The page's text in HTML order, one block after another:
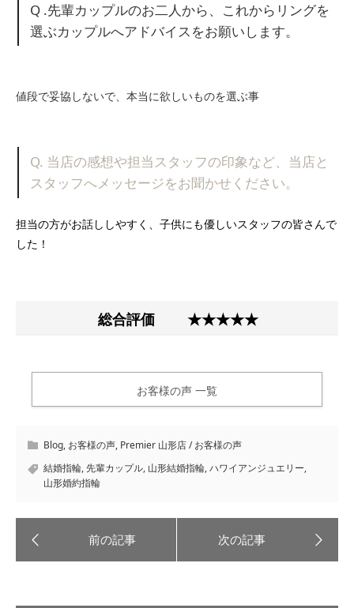
Q .先輩カップルのお二人から、これからリングを
選ぶカップルへアドバイスをお願いします。
値段で妥協しないで、本当に欲しいものを選ぶ事
Q. 当店の感想や担当スタッフの印象など、当店と
スタッフへメッセージをお聞かせください。
担当の方がお話ししやすく、子供にも優しいスタッフの皆さんで
した！
総合評価★★★★★
お客様の声 一覧
Blog, お客様の声, Premier 山形店 / お客様の声
結婚指輪, 先輩カップル, 山形結婚指輪,ハワイアンジュエリー,
山形婚約指輪